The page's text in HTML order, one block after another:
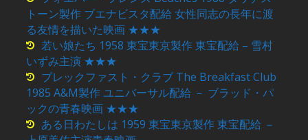
トーン製作 ブエナビスタ配給 女性同志の長年に渡
る友情を描いた映画 ★★★
若い娘たち 1958 東宝東京製作 東宝配給 – 雪村
いずみ主演 ★★★
ブレックファスト・クラブ The Breakfast Club
1985 A&M製作 ユニバーサル配給 － ブラッド・パ
ックの青春映画 ★★★
ある日わたしは 1959 東宝東京製作 東宝配給 －